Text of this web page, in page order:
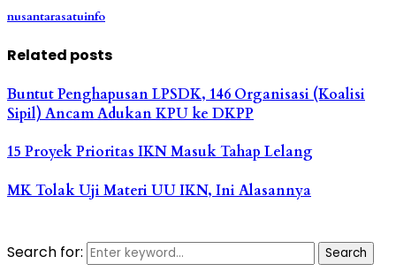
nusantarasatuinfo
Related posts
Buntut Penghapusan LPSDK, 146 Organisasi (Koalisi
Sipil) Ancam Adukan KPU ke DKPP
15 Proyek Prioritas IKN Masuk Tahap Lelang
MK Tolak Uji Materi UU IKN, Ini Alasannya
Search for: Search